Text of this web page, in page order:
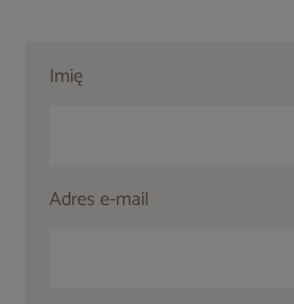
Imię
Adres e-mail